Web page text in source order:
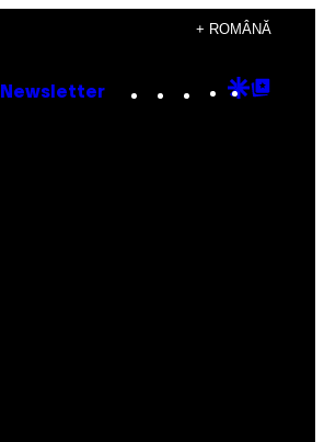
+ ROMÂNĂ
Newsletter Instagram
TikTok
YouTube
Google